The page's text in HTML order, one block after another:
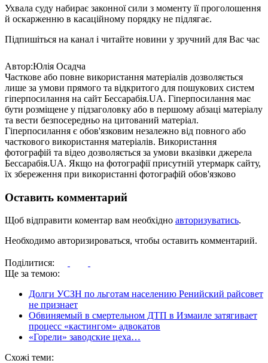
Ухвала суду набирає законної сили з моменту її проголошення
й оскарженню в касаційному порядку не підлягає.
Підпишіться на канал і читайте новини у зручний для Вас час
Автор:Юлія Осадча
Часткове або повне використання матеріалів дозволяється
лише за умови прямого та відкритого для пошукових систем
гіперпосилання на сайт Бессарабія.UA. Гіперпосилання має
бути розміщене у підзаголовку або в першому абзаці матеріалу
та вести безпосередньо на цитований матеріал.
Гіперпосилання є обов'язковим незалежно від повного або
часткового використання матеріалів. Використання
фотографій та відео дозволяється за умови вказівки джерела
Бессарабія.UA. Якщо на фотографії присутній утермарк сайту,
їх збереження при використанні фотографій обов'язково
Оставить комментарий
Щоб відправити коментар вам необхідно авторизуватись.
Необходимо авторизироваться, чтобы оставить комментарий.
Поділитися:
Ще за темою:
Долги УСЗН по льготам населению Ренийский райсовет
не признает
Обвиняемый в смертельном ДТП в Измаиле затягивает
процесс «кастингом» адвокатов
«Горели» заводские цеха…
Схожі теми: